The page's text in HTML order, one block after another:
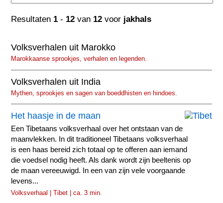
Resultaten 1 - 12 van 12 voor jakhals
Volksverhalen uit Marokko
Marokkaanse sprookjes, verhalen en legenden.
Volksverhalen uit India
Mythen, sprookjes en sagen van boeddhisten en hindoes.
Het haasje in de maan
Een Tibetaans volksverhaal over het ontstaan van de
maanvlekken. In dit traditioneel Tibetaans volksverhaal
is een haas bereid zich totaal op te offeren aan iemand
die voedsel nodig heeft. Als dank wordt zijn beeltenis op
de maan vereeuwigd. In een van zijn vele voorgaande
levens...
Volksverhaal | Tibet | ca. 3 min.